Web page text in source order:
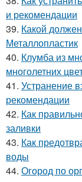
и рекомендации
39. Какой
Металлопластик
40. Клумба из
многолетних
41. Устранение
рекомендации
42. Как
заливки
43. Как
воды
44. Огород по